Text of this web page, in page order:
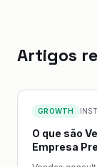
Artigos
GROWTH
O que são
Empresa